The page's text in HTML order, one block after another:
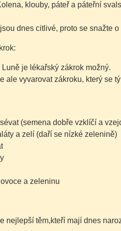
klouby, páteř a páteřní
dnes citlivé, proto se snažte
je lékařský zákrok možný.
ale vyvarovat zákroku, který se
(semena dobře vzklíčí a
a zelí (daří se nízké zelenině)
a zeleninu
nejlepší těm,kteří mají dnes